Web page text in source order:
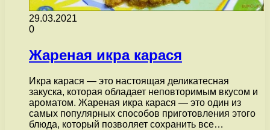
29.03.2021
0
Жареная икра карася
Икра карася — это настоящая деликатесная
закуска, которая обладает неповторимым вкусом и
ароматом. Жареная икра карася — это один из
самых популярных способов приготовления этого
блюда, который позволяет сохранить все…